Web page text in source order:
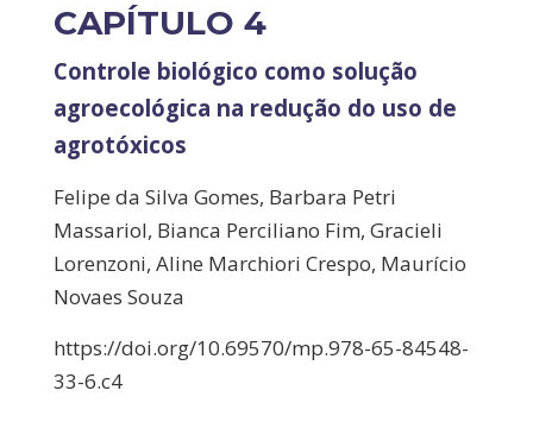
CAPÍTULO 4
Controle biológico como solução
agroecológica na redução do uso de
agrotóxicos
Felipe da Silva Gomes, Barbara Petri
Massariol, Bianca Perciliano Fim, Gracieli
Lorenzoni, Aline Marchiori Crespo, Maurício
Novaes Souza
https://doi.org/10.69570/mp.978-65-84548-
33-6.c4